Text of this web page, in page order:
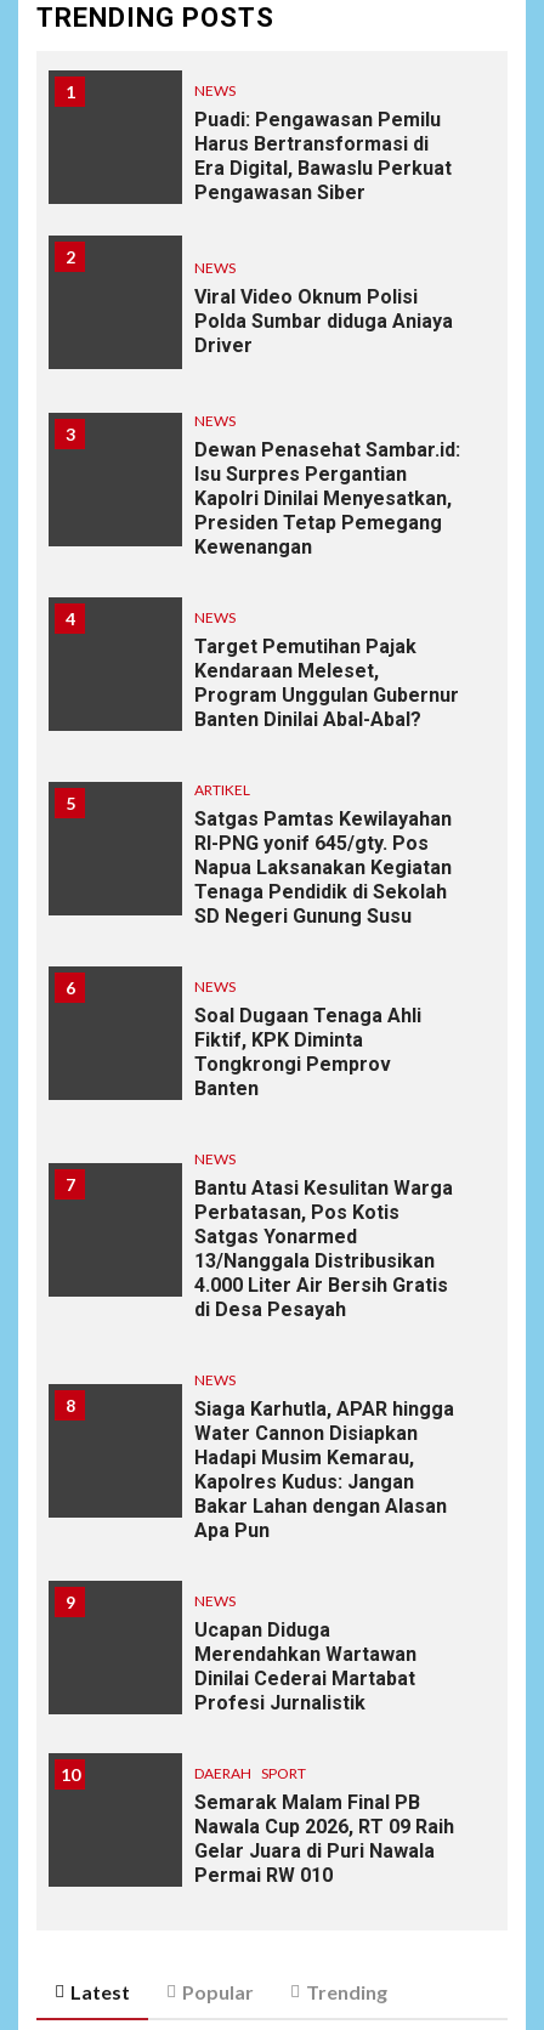
TRENDING POSTS
1 NEWS
Puadi: Pengawasan Pemilu
Harus Bertransformasi di
Era Digital, Bawaslu Perkuat
Pengawasan Siber
2
NEWS
Viral Video Oknum Polisi
Polda Sumbar diduga Aniaya
Driver
3
NEWS
Dewan Penasehat Sambar.id:
Isu Surpres Pergantian
Kapolri Dinilai Menyesatkan,
Presiden Tetap Pemegang
Kewenangan
4 NEWS
Target Pemutihan Pajak
Kendaraan Meleset,
Program Unggulan Gubernur
Banten Dinilai Abal-Abal?
5
ARTIKEL
Satgas Pamtas Kewilayahan
RI-PNG yonif 645/gty. Pos
Napua Laksanakan Kegiatan
Tenaga Pendidik di Sekolah
SD Negeri Gunung Susu
6 NEWS
Soal Dugaan Tenaga Ahli
Fiktif, KPK Diminta
Tongkrongi Pemprov
Banten
7
NEWS
Bantu Atasi Kesulitan Warga
Perbatasan, Pos Kotis
Satgas Yonarmed
13/Nanggala Distribusikan
4.000 Liter Air Bersih Gratis
di Desa Pesayah
8
NEWS
Siaga Karhutla, APAR hingga
Water Cannon Disiapkan
Hadapi Musim Kemarau,
Kapolres Kudus: Jangan
Bakar Lahan dengan Alasan
Apa Pun
9 NEWS
Ucapan Diduga
Merendahkan Wartawan
Dinilai Cederai Martabat
Profesi Jurnalistik
10 DAERAH SPORT
Semarak Malam Final PB
Nawala Cup 2026, RT 09 Raih
Gelar Juara di Puri Nawala
Permai RW 010
Latest Popular Trending